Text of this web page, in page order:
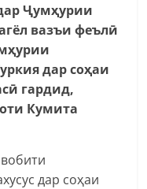
Ҷумҳурии
вазъи феълӣ
дар соҳаи
гардид,
Кумита
дар соҳаи